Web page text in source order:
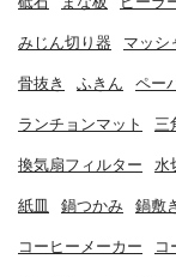
みじん切り器 マッシ
骨抜き ふきん ペー
ランチョンマット 三
換気扇フィルター 水
紙皿 鍋つかみ 鍋敷
コーヒーメーカー コ